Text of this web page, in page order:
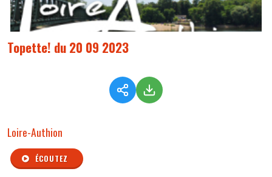
Topette! du 20 09 2023
Loire-Authion
ÉCOUTEZ